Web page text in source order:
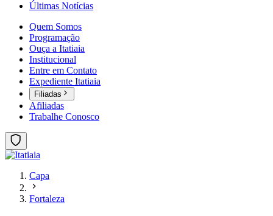
Últimas Notícias
Quem Somos
Programação
Ouça a Itatiaia
Institucional
Entre em Contato
Expediente Itatiaia
Filiadas
Afiliadas
Trabalhe Conosco
Capa
Fortaleza